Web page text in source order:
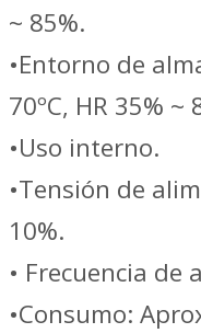
~ 85%.
•Entorno de
70ºC, HR 35% ~
•Uso interno.
•Tensión de
10%.
• Frecuencia de
•Consumo: